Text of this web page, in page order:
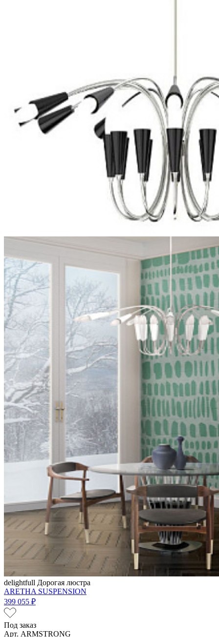
delightfull Дорогая люстра
ARETHA SUSPENSION
399 055 ₽
Под заказ
Арт. ARMSTRONG